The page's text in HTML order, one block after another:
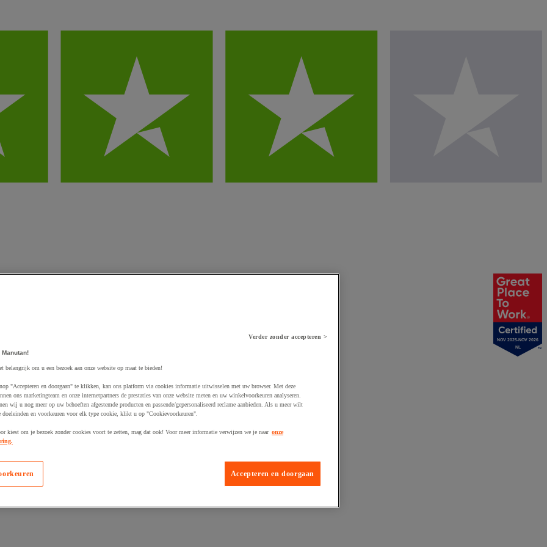
NOV 2025-NOV 2026
NL
Verder zonder accepteren >
belangrijk om u een bezoek aan onze website op maat te bieden!
"Accepteren en doorgaan" te klikken, kan ons platform via cookies informatie uitwisselen met uw browser. Met deze
ons marketingteam en onze internetpartners de prestaties van onze website meten en uw winkelvoorkeuren analyseren.
wij u nog meer op uw behoeften afgestemde producten en passende/gepersonaliseerd reclame aanbieden. Als u meer wilt
doeleinden en voorkeuren voor elk type cookie, klikt u op "Cookievoorkeuren".
kiest om je bezoek zonder cookies voort te zetten, mag dat ook! Voor meer informatie verwijzen we je naar onze
Accepteren en doorgaan